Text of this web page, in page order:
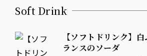
Soft Drink
【ソフトドリンク】白ぶどうとラフ
ランスのソーダ